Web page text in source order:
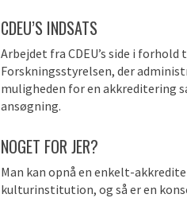
CDEU’S INDSATS
Arbejdet fra CDEU’s side i forhold
Forskningsstyrelsen, der
muligheden for en akkreditering
ansøgning.
NOGET FOR JER?
Man kan opnå en enkelt-
kulturinstitution, og så er en